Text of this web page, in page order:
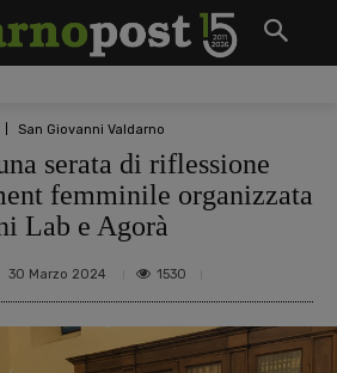
San Giovanni Valdarno
serata di riflessione
femminile organizzata
Lab e Agorà
30 Marzo 2024 1530